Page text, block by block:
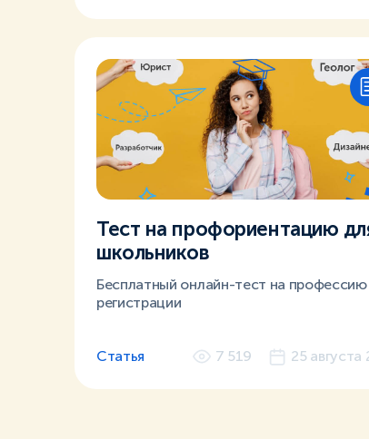
Тест на профориентацию
школьников
Бесплатный онлайн-тест на профессию
регистрации
Статья 7 519 25 августа